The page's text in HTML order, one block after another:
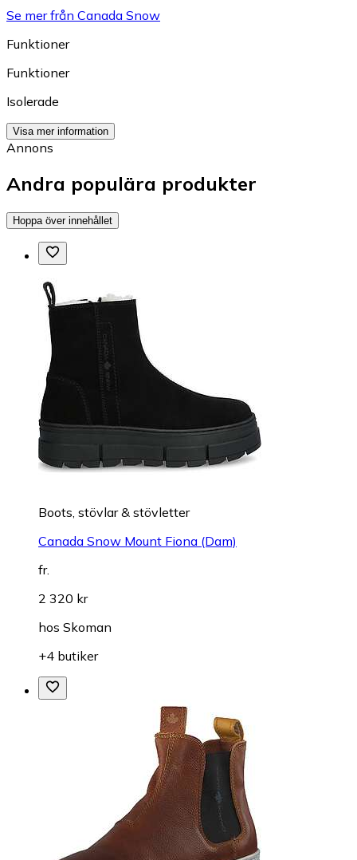
Se mer från Canada Snow
Funktioner
Funktioner
Isolerade
Visa mer information
Annons
Andra populära produkter
Hoppa över innehållet
Boots, stövlar & stövletter
Canada Snow Mount Fiona (Dam)
fr.
2 320 kr
hos Skoman
+4 butiker